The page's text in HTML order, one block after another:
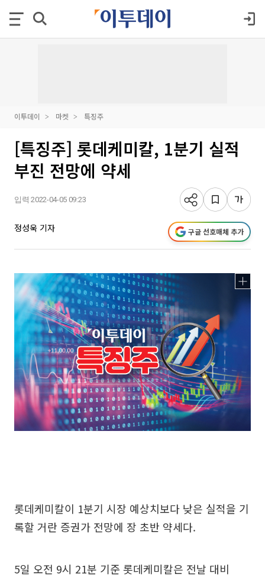
이투데이 마켓 특징주
[특징주] 롯데케미칼, 1분기 실적
부진 전망에 약세
입력 2022-04-05 09:23
정성욱 기자 구글 선호매체 추가
롯데케미칼이 1분기 시장 예상치보다 낮은 실적을 기
록할 거란 증권가 전망에 장 초반 약세다.
5일 오전 9시 21분 기준 롯데케미칼은 전날 대비